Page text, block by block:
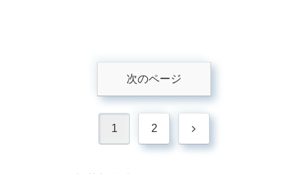
次のページ
1 2 次